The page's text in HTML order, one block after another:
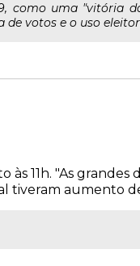
como uma "vitória
votos e o uso
11h. "As grandes
aumento